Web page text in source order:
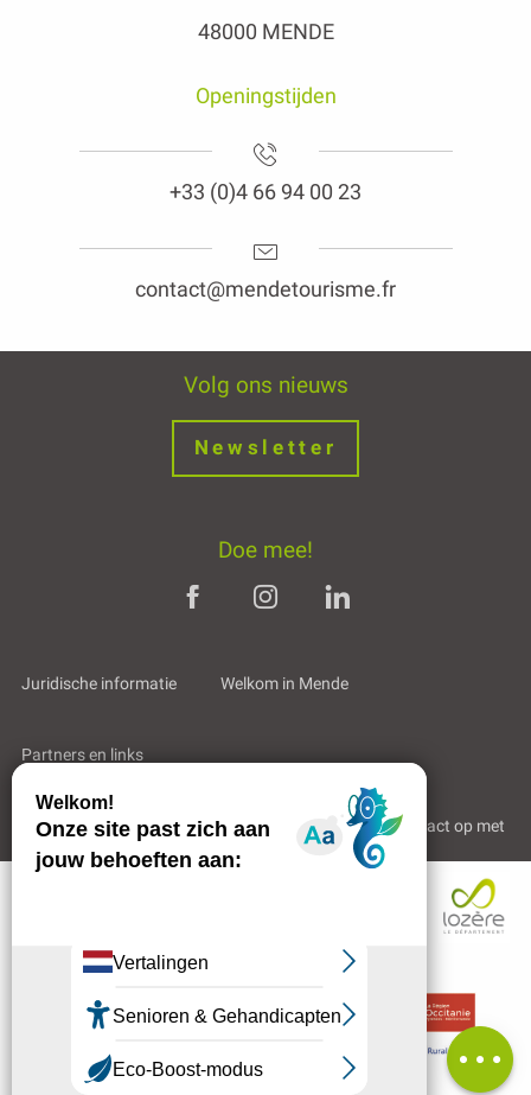
Diensten
Tarieven
per e-mail
Beoordelingen
48000 MENDE
Openingstijden
+33 (0)4 66 94 00 23
contact@mendetourisme.fr
Volg ons nieuws
Newsletter
Doe mee!
Juridische informatie Welkom in Mende
Partners en links
Professioneel gebied Wie zijn wij? Neem contact op met